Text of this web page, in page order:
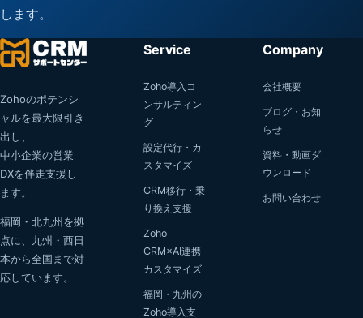
します。
Zohoのポテンシ
ャルを最大限引き
出し、
中小企業の営業
DXを伴走支援し
ます。
福岡・北九州を拠
点に、九州・西日
本から全国まで対
応しています。
Service
Zoho導入コ
ンサルティン
グ
設定代行・カ
スタマイズ
CRM移行・乗
り換え支援
Zoho
CRM×AI連携
カスタマイズ
福岡・九州の
Zoho導入支
Company
会社概要
ブログ・お知
らせ
資料・動画ダ
ウンロード
お問い合わせ